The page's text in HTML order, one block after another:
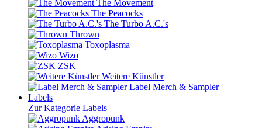
The Movement
The Peacocks
The Turbo A.C.'s
Thrown
Toxoplasma
Wizo
ZSK
Weitere Künstler
Label Merch & Sampler
Labels
Zur Kategorie Labels
Aggropunk